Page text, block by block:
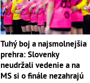
Tuhý boj a najsmolnejšia
prehra: Slovenky
neudržali vedenie a na
MS si o finále nezahrajú